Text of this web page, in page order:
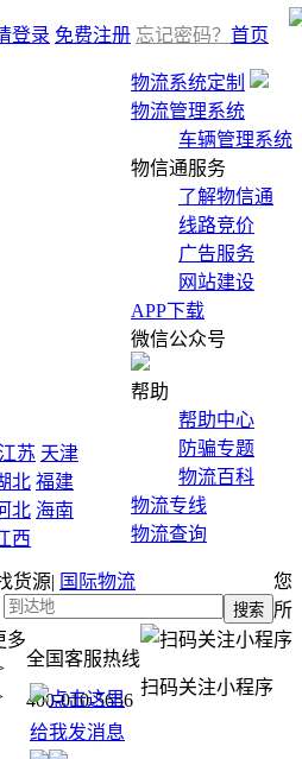
登录 免费注册 忘记密码？
物流系统定制
物流管理系统
车辆管理系统
物信通服务
了解物信通
线路竞价
广告服务
网站建设
APP下载
微信公众号
帮助
帮助中心
防骗专题
物流百科
物流专线
物流查询
货源| 国际物流
全国客服热线
400-010-5656
扫码关注小程序
首页
江苏 天津
北 福建
北 海南
西
多
您
所